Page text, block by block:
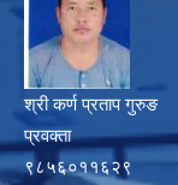
श्री कर्ण प्रताप गुरुङ
प्रवक्ता
९८५६०११६२९